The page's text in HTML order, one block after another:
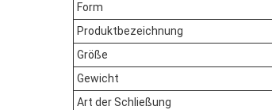
Form
Produktbezeichnung
Größe
Gewicht
Art der Schließung